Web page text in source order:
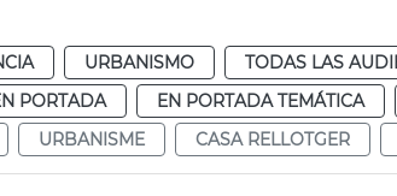
URBANISMO
TODAS LAS
PORTADA EN PORTADA TEMÁTICA
URBANISME CASA RELLOTGER